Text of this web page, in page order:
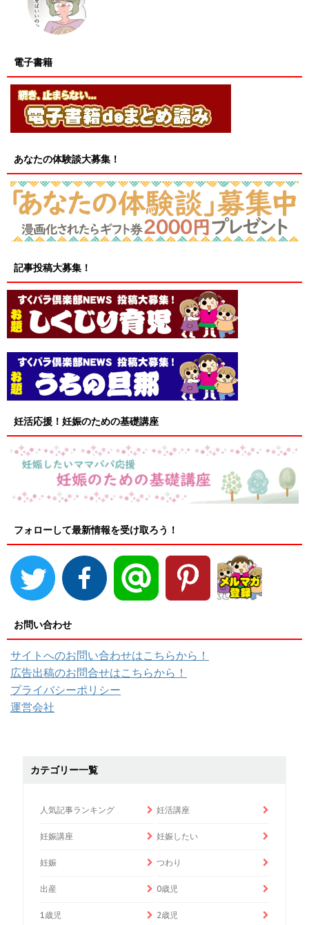
電子書籍
あなたの体験談大募集！
記事投稿大募集！
妊活応援！妊娠のための基礎講座
フォローして最新情報を受け取ろう！
お問い合わせ
サイトへのお問い合わせはこちらから！
広告出稿のお問合せはこちらから！
プライバシーポリシー
運営会社
カテゴリー一覧
人気記事ランキング 妊活講座
妊娠講座 妊娠したい
妊娠 つわり
出産 0歳児
1歳児 2歳児